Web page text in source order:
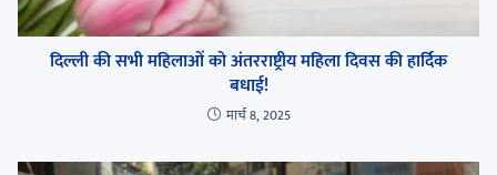
दिल्ली की सभी महिलाओं को अंतरराष्ट्रीय महिला दिवस की हार्दिक
बधाई!
मार्च 8, 2025